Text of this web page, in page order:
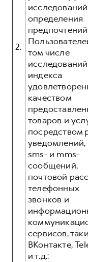
2.
определения
предпочтений
том числе
исследований
индекса
качеством
товаров и
посредством
уведомлений,
sms- и mms-
сообщений,
почтовой
телефонных
звонков и
сервисов,
ВКонтакте,
и т.д.: